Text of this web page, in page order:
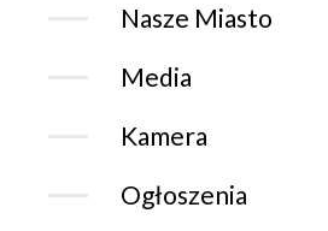
Nasze Miasto
Media
Kamera
Ogłoszenia